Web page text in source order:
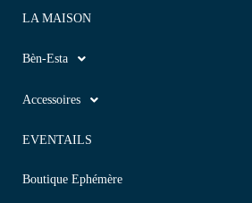
LA MAISON
Bèn-Esta
Accessoires
EVENTAILS
Boutique Ephémère